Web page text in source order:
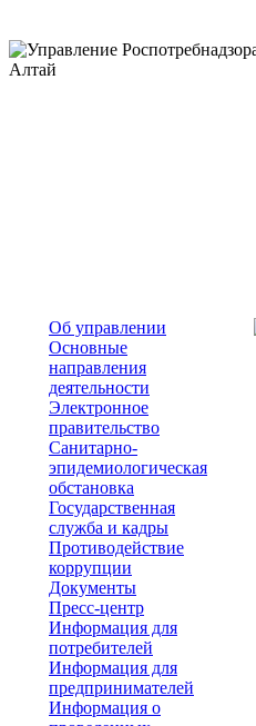
Об управлении
Основные
направления
деятельности
Электронное
правительство
Санитарно-
эпидемиологическая
обстановка
Государственная
служба и кадры
Противодействие
коррупции
Документы
Пресс-центр
Информация для
потребителей
Информация для
предпринимателей
Информация о